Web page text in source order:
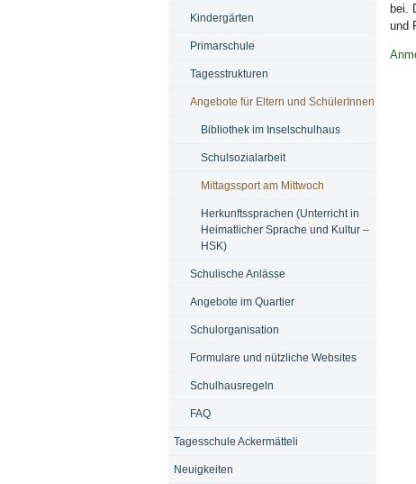
bei.
und
Kindergärten
Primarschule
Tagesstrukturen
Angebote für Eltern und SchülerInnen
Bibliothek im Inselschulhaus
Schulsozialarbeit
Mittagssport am Mittwoch
Herkunftssprachen (Unterricht in
Heimatlicher Sprache und Kultur –
HSK)
Schulische Anlässe
Angebote im Quartier
Schulorganisation
Formulare und nützliche Websites
Schulhausregeln
FAQ
Tagesschule Ackermätteli
Neuigkeiten